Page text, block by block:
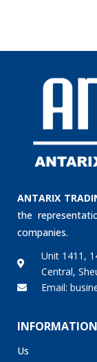
ANTARIX
the
companies.
Unit 1411,
Central,
Email:
INFORMATION
Us